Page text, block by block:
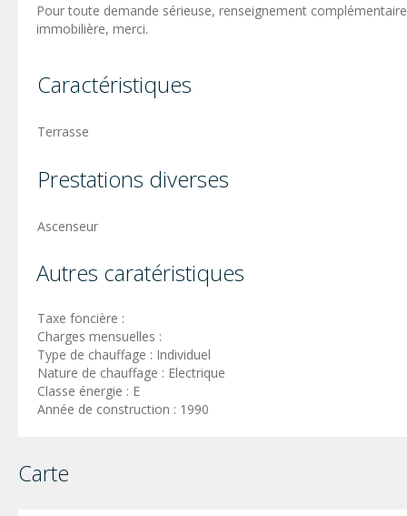
Pour toute demande sérieuse, renseignement
immobilière, merci.
Caractéristiques
Terrasse
Prestations diverses
Ascenseur
Autres caratéristiques
Taxe foncière :
Charges mensuelles :
Type de chauffage : Individuel
Nature de chauffage : Electrique
Classe énergie : E
Année de construction : 1990
Carte